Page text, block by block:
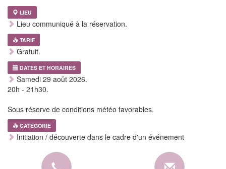
LIEU
Lieu communiqué à la réservation.
TARIF
Gratuit.
DATES ET HORAIRES
Samedi 29 août 2026.
20h - 21h30.
Sous réserve de conditions météo favorables.
CATEGORIE
Initiation / découverte dans le cadre d'un événement